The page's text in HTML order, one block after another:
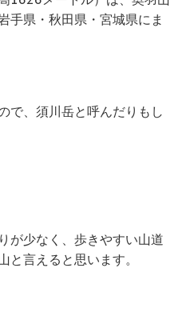
手県・秋田県・宮城県にま
で、須川岳と呼んだりもし
が少なく、歩きやすい山道
と言えると思います。